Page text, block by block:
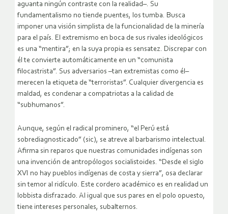
aguanta ningún contraste con la realidad–. Su
fundamentalismo no tiende puentes, los tumba. Busca
imponer una visión simplista de la funcionalidad de la minería
para el país. El extremismo en boca de sus rivales ideológicos
es una “mentira”; en la suya propia es sensatez. Discrepar con
él te convierte automáticamente en un “comunista
filocastrista”. Sus adversarios –tan extremistas como él–
merecen la etiqueta de “terroristas”. Cualquier divergencia es
maldad, es condenar a compatriotas a la calidad de
“subhumanos”.
Aunque, según el radical prominero, “el Perú está
sobrediagnosticado” (sic), se atreve al barbarismo intelectual.
Afirma sin reparos que nuestras comunidades indígenas son
una invención de antropólogos socialistoides. “Desde el siglo
XVI no hay pueblos indígenas de costa y sierra”, osa declarar
sin temor al ridículo. Este cordero académico es en realidad un
lobbista disfrazado. Al igual que sus pares en el polo opuesto,
tiene intereses personales, subalternos.